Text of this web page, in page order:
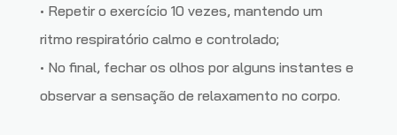
• Repetir o exercício 10 vezes, mantendo um
ritmo respiratório calmo e controlado;
• No final, fechar os olhos por alguns instantes e
observar a sensação de relaxamento no corpo.